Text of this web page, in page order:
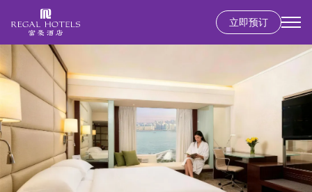
到
要
内
容
立即预订
Secondary
menu